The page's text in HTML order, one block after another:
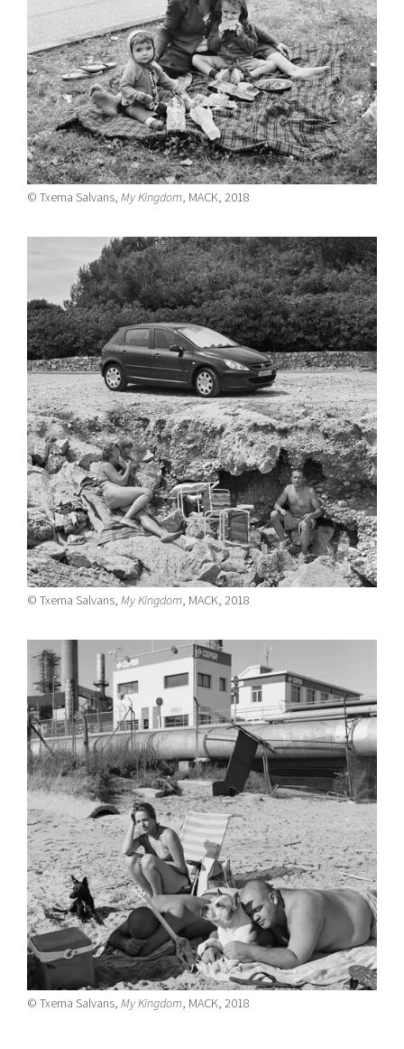
© Txema Salvans, My Kingdom, MACK, 2018
© Txema Salvans, My Kingdom, MACK, 2018
© Txema Salvans, My Kingdom, MACK, 2018